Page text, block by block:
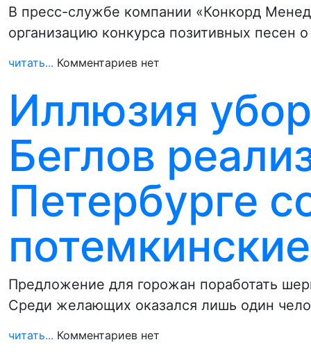
В пресс-службе компании «Конкорд
организацию конкурса позитивных
читать... Комментариев нет
Иллюзия
Беглов
Петербурге
Предложение для горожан поработать
Среди желающих оказался лишь один
читать... Комментариев нет